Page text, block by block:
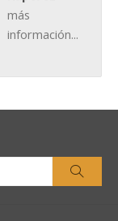
más
información...